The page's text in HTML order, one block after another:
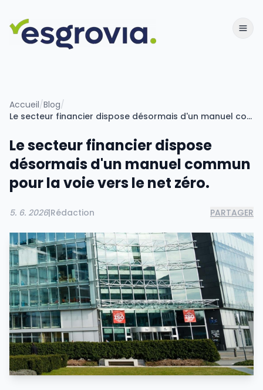
Accueil/Blog/
Le secteur financier dispose désormais d'un manuel commun pour la voie vers le net zéro.
Le secteur financier dispose
désormais d'un manuel commun
pour la voie vers le net zéro.
5. 6. 2026|Rédaction PARTAGER